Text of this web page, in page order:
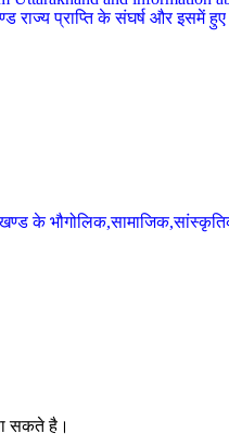
राज्य प्राप्ति के संघर्ष और इसमें
के
सकते है।